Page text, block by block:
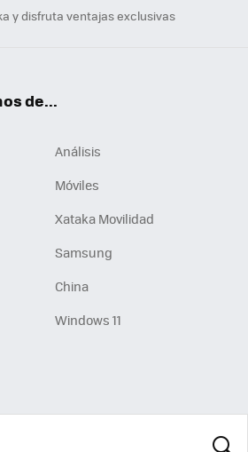
y disfruta ventajas exclusivas
de...
Análisis
Móviles
Xataka Movilidad
Samsung
China
Windows 11